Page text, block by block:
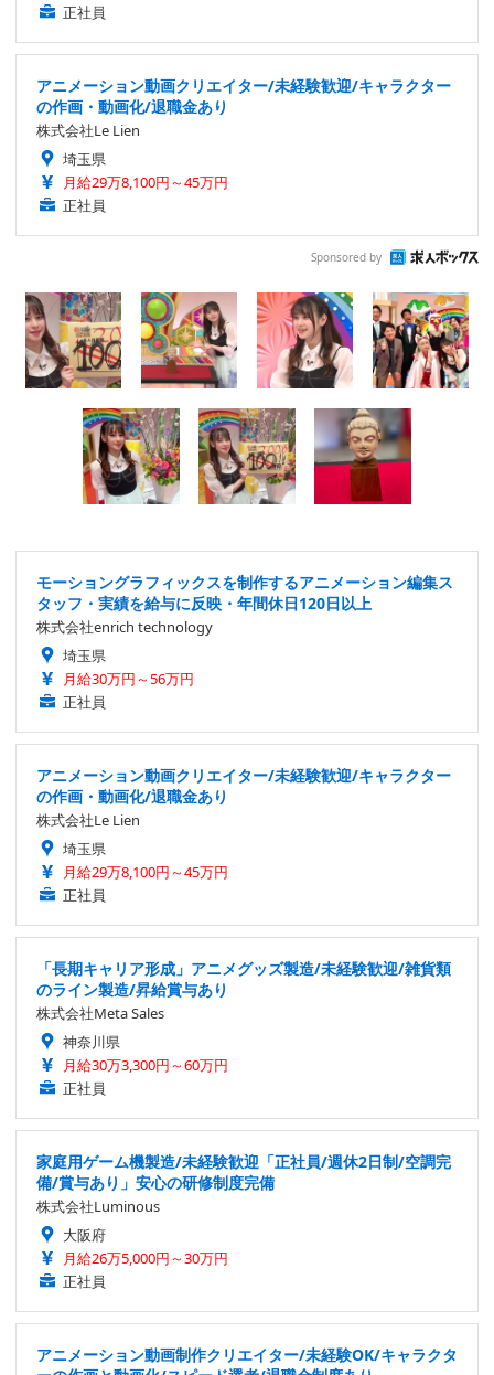
正社員
アニメーション動画クリエイター/未経験歓迎/キャラクター
の作画・動画化/退職金あり
株式会社Le Lien
埼玉県
月給29万8,100円～45万円
正社員
Sponsored by
モーショングラフィックスを制作するアニメーション編集ス
タッフ・実績を給与に反映・年間休日120日以上
株式会社enrich technology
埼玉県
月給30万円～56万円
正社員
アニメーション動画クリエイター/未経験歓迎/キャラクター
の作画・動画化/退職金あり
株式会社Le Lien
埼玉県
月給29万8,100円～45万円
正社員
「長期キャリア形成」アニメグッズ製造/未経験歓迎/雑貨類
のライン製造/昇給賞与あり
株式会社Meta Sales
神奈川県
月給30万3,300円～60万円
正社員
家庭用ゲーム機製造/未経験歓迎「正社員/週休2日制/空調完
備/賞与あり」安心の研修制度完備
株式会社Luminous
大阪府
月給26万5,000円～30万円
正社員
アニメーション動画制作クリエイター/未経験OK/キャラクタ